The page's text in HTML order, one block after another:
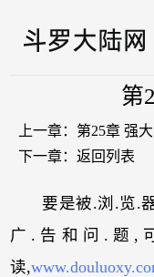
第
上一章： 第25章 强
下一章： 返回列表
要是被.浏.览.
广.告和问.题,
读,